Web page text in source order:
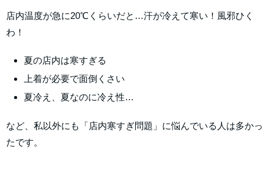
店内温度が急に20℃くらいだと…汗が冷えて寒い！風邪ひく
わ！
夏の店内は寒すぎる
上着が必要で面倒くさい
夏冷え、夏なのに冷え性…
など、私以外にも「店内寒すぎ問題」に悩んでいる人は多かっ
たです。